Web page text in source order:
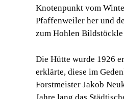
Knotenpunkt vom
Pfaffenweiler her und
zum Hohlen
Die Hütte wurde 1926
erklärte, diese im
Forstmeister Jakob